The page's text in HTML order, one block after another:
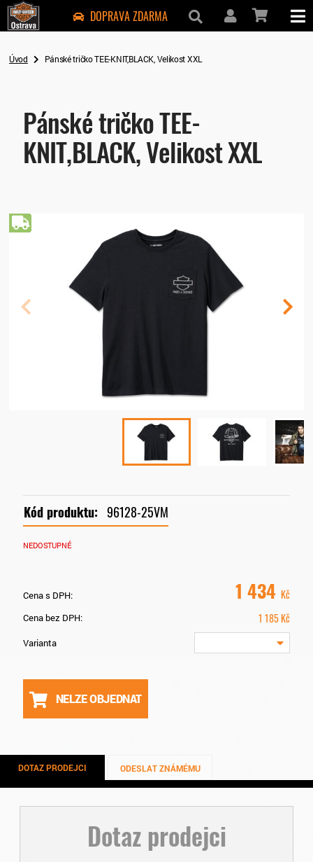
DOPRAVA ZDARMA
Úvod Pánské tričko TEE-KNIT,BLACK, Velikost XXL
Pánské tričko TEE-
KNIT,BLACK, Velikost XXL
Doprava zdarma
Kód produktu: 96128-25VM
NEDOSTUPNÉ
Cena s DPH: 1 434 Kč
Cena bez DPH: 1 185Kč
Varianta
NELZE OBJEDNAT
DOTAZ PRODEJCI ODESLAT ZNÁMÉMU
Dotaz prodejci